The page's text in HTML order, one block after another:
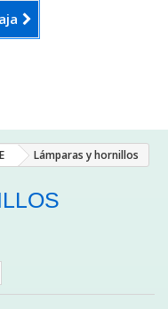
Lámparas y hornillos